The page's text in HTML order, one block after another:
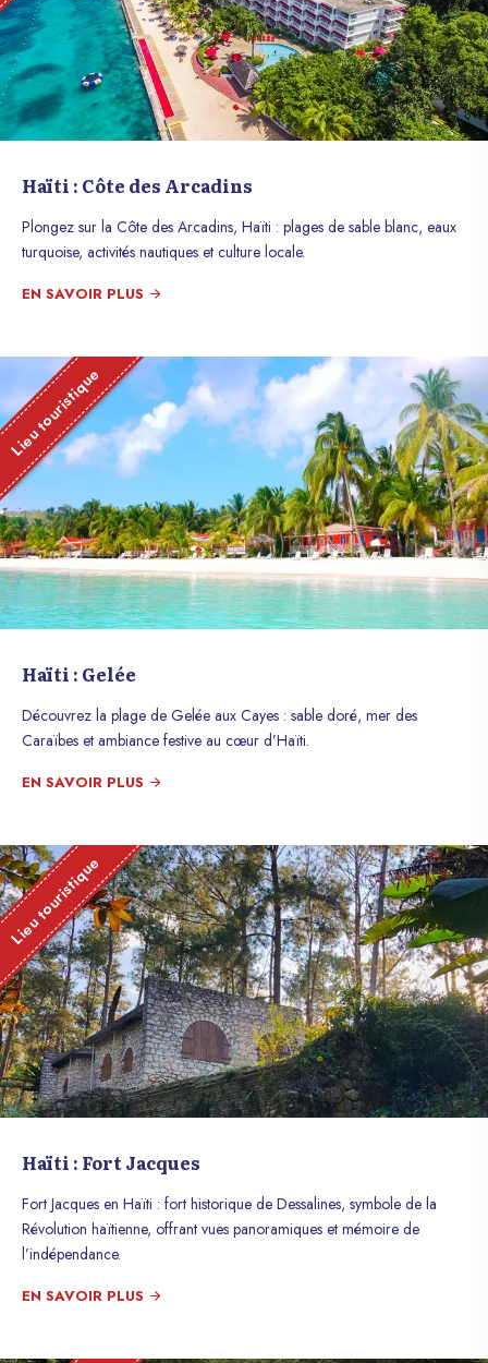
Haïti : Côte des Arcadins
Plongez sur la Côte des Arcadins, Haïti : plages de sable blanc, eaux
turquoise, activités nautiques et culture locale.
EN SAVOIR PLUS
Lieu touristique
Haïti : Gelée
Découvrez la plage de Gelée aux Cayes : sable doré, mer des
Caraïbes et ambiance festive au cœur d’Haïti.
EN SAVOIR PLUS
Lieu touristique
Haïti : Fort Jacques
Fort Jacques en Haïti : fort historique de Dessalines, symbole de la
Révolution haïtienne, offrant vues panoramiques et mémoire de
l’indépendance.
EN SAVOIR PLUS